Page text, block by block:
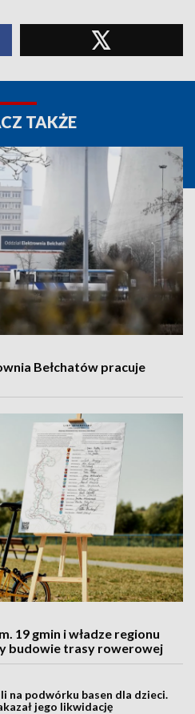
TAKŻE
Bełchatów pracuje
19 gmin i władze regionu
budowie trasy rowerowej
na podwórku basen dla dzieci.
jego likwidację